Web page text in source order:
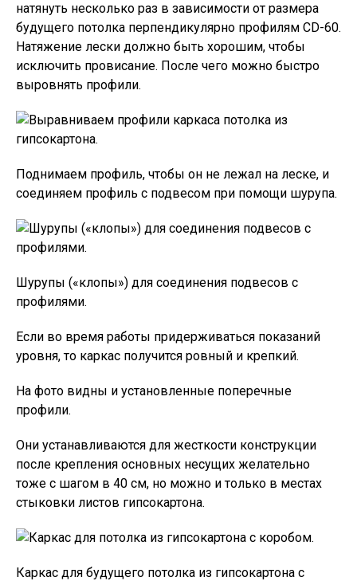
натянуть несколько раз в зависимости от размера
будущего потолка перпендикулярно профилям CD-60.
Натяжение лески должно быть хорошим, чтобы
исключить провисание. После чего можно быстро
выровнять профили.
Поднимаем профиль, чтобы он не лежал на леске, и
соединяем профиль с подвесом при помощи шурупа.
Шурупы («клопы») для соединения подвесов с
профилями.
Если во время работы придерживаться показаний
уровня, то каркас получится ровный и крепкий.
На фото видны и установленные поперечные
профили.
Они устанавливаются для жесткости конструкции
после крепления основных несущих желательно
тоже с шагом в 40 см, но можно и только в местах
стыковки листов гипсокартона.
Каркас для будущего потолка из гипсокартона с